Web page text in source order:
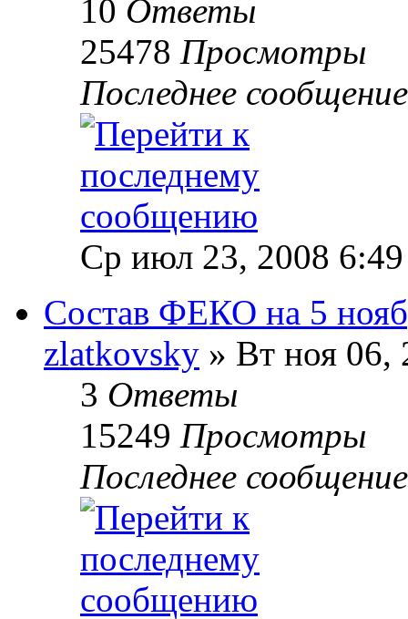
10 Ответы
25478 Просмотры
Последнее
Ср июл 23, 2008 6:49
Состав ФЕКО на 5
zlatkovsky » Вт ноя 06,
3 Ответы
15249 Просмотры
Последнее